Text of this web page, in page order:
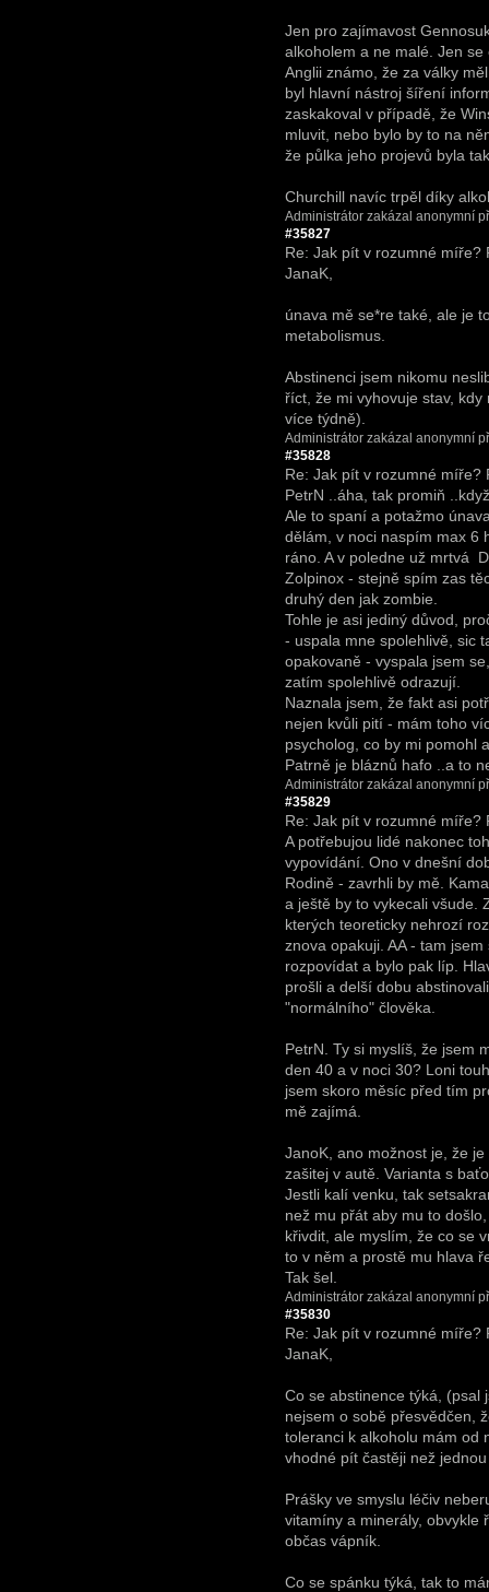
Jen pro zajímavost
alkoholem a ne malé. Jen
Anglii známo, že za války
byl hlavní nástroj šíření
zaskakoval v případě, že
mluvit, nebo bylo by to na
že půlka jeho projevů byla
Churchill navíc trpěl díky
Administrátor zakázal anonymní
#35827
Re: Jak pít v rozumné míře?
JanaK,
únava mě se*re také, ale je
metabolismus.
Abstinenci jsem nikomu
říct, že mi vyhovuje stav,
více týdně).
Administrátor zakázal anonymní
#35828
Re: Jak pít v rozumné míře?
PetrN ..áha, tak promiň
Ale to spaní a potažmo
dělám, v noci naspím max 6
ráno. A v poledne už mrtvá
Zolpinox - stejně spím zas
druhý den jak zombie.
Tohle je asi jediný důvod,
- uspala mne spolehlivě, sic
opakovaně - vyspala jsem
zatím spolehlivě odrazují.
Naznala jsem, že fakt asi
nejen kvůli pití - mám toho
psycholog, co by mi pomohl
Patrně je bláznů hafo ..a to
Administrátor zakázal anonymní
#35829
Re: Jak pít v rozumné míře?
A potřebujou lidé nakonec
vypovídání. Ono v dnešní
Rodině - zavrhli by mě.
a ještě by to vykecali všude.
kterých teoreticky nehrozí
znova opakuji. AA - tam
rozpovídat a bylo pak líp.
prošli a delší dobu
"normálního" člověka.
PetrN. Ty si myslíš, že jsem
den 40 a v noci 30? Loni
jsem skoro měsíc před tím
mě zajímá.
JanoK, ano možnost je, že
zašitej v autě. Varianta s
Jestli kalí venku, tak
než mu přát aby mu to
křivdit, ale myslím, že co se
to v něm a prostě mu hlava
Tak šel.
Administrátor zakázal anonymní
#35830
Re: Jak pít v rozumné míře?
JanaK,
Co se abstinence týká, (psal
nejsem o sobě přesvědčen,
toleranci k alkoholu mám od
vhodné pít častěji než
Prášky ve smyslu léčiv
vitamíny a minerály, obvykle
občas vápník.
Co se spánku týká, tak to